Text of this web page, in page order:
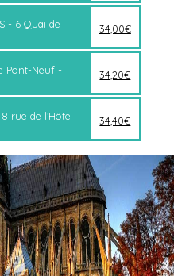
- 6 Quai de 34,00€
Pont-Neuf - 34,20€
rue de l’Hôtel 34,40€